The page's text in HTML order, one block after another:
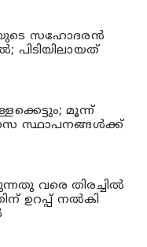
സഹോദരന്‍
പിടിയിലായത്
മൂന്ന്‌
സ്ഥാപനങ്ങള്‍ക്ക്
വരെ തിരച്ചില്‍
ഉറപ്പ് നല്‍കി